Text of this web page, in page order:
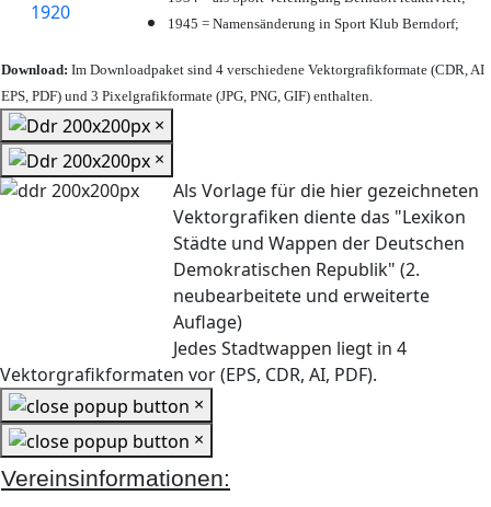
1945 = Namensänderung in Sport Klub Berndorf;
Download: Im Downloadpaket sind 4 verschiedene Vektorgrafikformate (CDR, AI
EPS, PDF) und 3 Pixelgrafikformate (JPG, PNG, GIF) enthalten.
×
×
Als Vorlage für die hier gezeichneten
Vektorgrafiken diente das "Lexikon
Städte und Wappen der Deutschen
Demokratischen Republik" (2.
neubearbeitete und erweiterte
Auflage)
Jedes Stadtwappen liegt in 4
Vektorgrafikformaten vor (EPS, CDR, AI, PDF).
×
×
Vereinsinformationen: